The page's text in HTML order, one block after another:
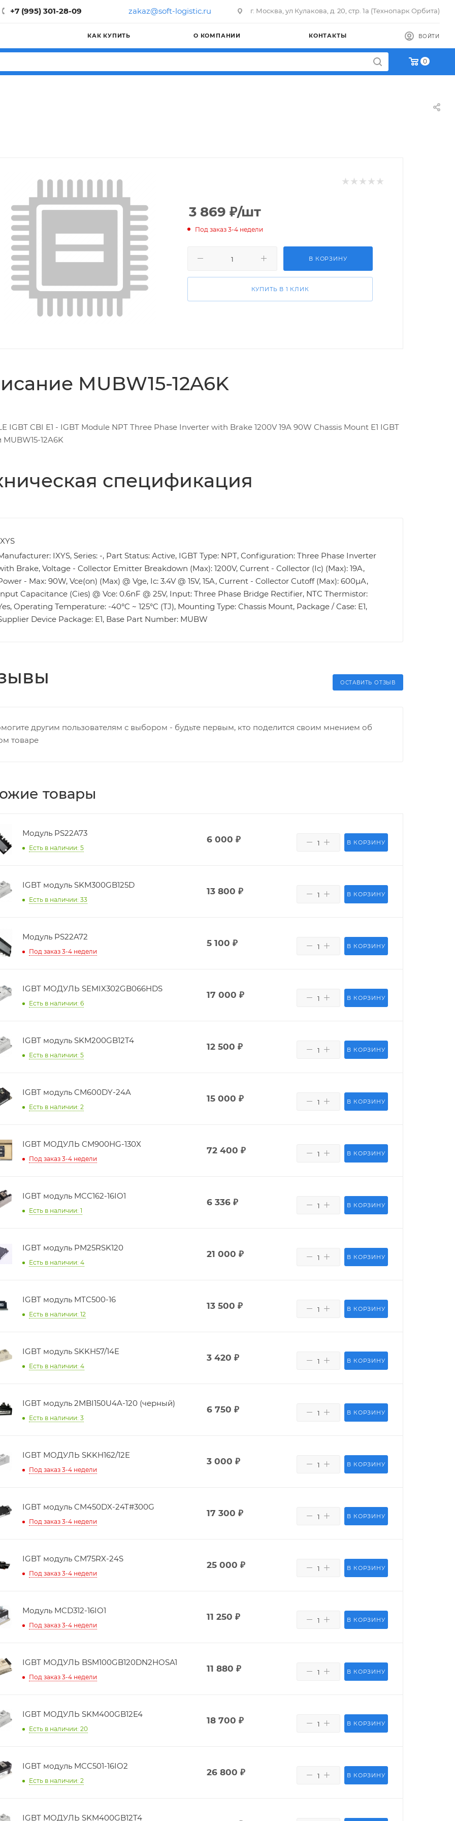
+7 (995) 301-28-09 zakaz@soft-logistic.ru г. Москва, ул Кулакова, д. 20, стр. 1а (Технопарк Орбита)
КАК КУПИТЬ О КОМПАНИИ КОНТАКТЫ ВОЙТИ
0
3 869 ₽/шт
Под заказ 3-4 недели
В КОРЗИНУ
КУПИТЬ В 1 КЛИК
MUBW15-12A6K
IGBT CBI E1 - IGBT Module NPT Three Phase Inverter with Brake 1200V 19A 90W Chassis Mount E1 IGBT
12A6K
спецификация
IXYS, Series: -, Part Status: Active, IGBT Type: NPT, Configuration: Three Phase Inverter
Brake, Voltage - Collector Emitter Breakdown (Max): 1200V, Current - Collector (Ic) (Max): 19A,
- Max: 90W, Vce(on) (Max) @ Vge, Ic: 3.4V @ 15V, 15A, Current - Collector Cutoff (Max): 600µA,
Capacitance (Cies) @ Vce: 0.6nF @ 25V, Input: Three Phase Bridge Rectifier, NTC Thermistor:
Operating Temperature: -40°C ~ 125°C (TJ), Mounting Type: Chassis Mount, Package / Case: E1,
Device Package: E1, Base Part Number: MUBW
ОСТАВИТЬ ОТЗЫВ
другим пользователям с выбором - будьте первым, кто поделится своим мнением об
товаре
товары
Модуль PS22A73
Есть в наличии: 5
6 000 ₽ В КОРЗИНУ
IGBT модуль SKM300GB125D
Есть в наличии: 33
13 800 ₽ В КОРЗИНУ
Модуль PS22A72
Под заказ 3-4 недели
5 100 ₽ В КОРЗИНУ
IGBT МОДУЛЬ SEMIX302GB066HDS
Есть в наличии: 6
17 000 ₽ В КОРЗИНУ
IGBT модуль SKM200GB12T4
Есть в наличии: 5
12 500 ₽ В КОРЗИНУ
IGBT модуль CM600DY-24A
Есть в наличии: 2
15 000 ₽ В КОРЗИНУ
IGBT МОДУЛЬ CM900HG-130X
Под заказ 3-4 недели
72 400 ₽ В КОРЗИНУ
IGBT модуль MCC162-16IO1
Есть в наличии: 1
6 336 ₽ В КОРЗИНУ
IGBT модуль PM25RSK120
Есть в наличии: 4
21 000 ₽ В КОРЗИНУ
IGBT модуль MTC500-16
Есть в наличии: 12
13 500 ₽ В КОРЗИНУ
IGBT модуль SKKH57/14E
Есть в наличии: 4
3 420 ₽ В КОРЗИНУ
IGBT модуль 2MBI150U4A-120 (черный)
Есть в наличии: 3
6 750 ₽ В КОРЗИНУ
IGBT МОДУЛЬ SKKH162/12E
Под заказ 3-4 недели
3 000 ₽ В КОРЗИНУ
IGBT модуль CM450DX-24T#300G
Под заказ 3-4 недели
17 300 ₽ В КОРЗИНУ
IGBT модуль CM75RX-24S
Под заказ 3-4 недели
25 000 ₽ В КОРЗИНУ
Модуль MCD312-16IO1
Под заказ 3-4 недели
11 250 ₽ В КОРЗИНУ
IGBT МОДУЛЬ BSM100GB120DN2HOSA1
Под заказ 3-4 недели
11 880 ₽ В КОРЗИНУ
IGBT МОДУЛЬ SKM400GB12E4
Есть в наличии: 20
18 700 ₽ В КОРЗИНУ
IGBT модуль MCC501-16IO2
Есть в наличии: 2
26 800 ₽ В КОРЗИНУ
IGBT МОДУЛЬ SKM400GB12T4